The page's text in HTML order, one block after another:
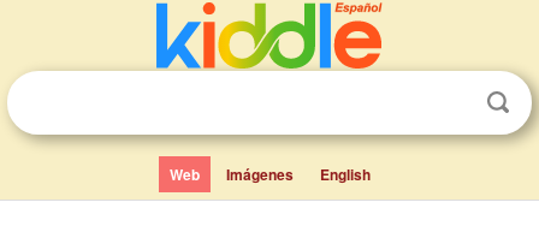
Web Imágenes English